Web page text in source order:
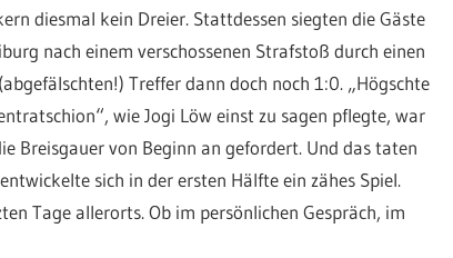
diesmal kein Dreier. Stattdessen siegten die Gäste
nach einem verschossenen Strafstoß durch einen
Treffer dann doch noch 1:0. „Högschte
wie Jogi Löw einst zu sagen pflegte, war
Breisgauer von Beginn an gefordert. Und das taten
sich in der ersten Hälfte ein zähes Spiel.
Tage allerorts. Ob im persönlichen Gespräch, im